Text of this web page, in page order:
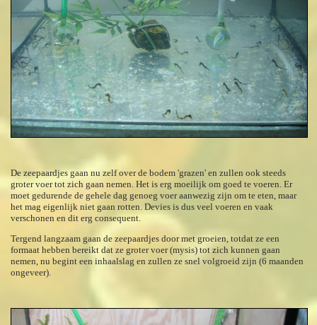
De zeepaardjes gaan nu zelf over de bodem 'grazen' en zullen ook steeds
groter voer tot zich gaan nemen. Het is erg moeilijk om goed te voeren. Er
moet gedurende de gehele dag genoeg voer aanwezig zijn om te eten, maar
het mag eigenlijk niet gaan rotten. Devies is dus veel voeren en vaak
verschonen en dit erg consequent.
Tergend langzaam gaan de zeepaardjes door met groeien, totdat ze een
formaat hebben bereikt dat ze groter voer (mysis) tot zich kunnen gaan
nemen, nu begint een inhaalslag en zullen ze snel volgroeid zijn (6 maanden
ongeveer).